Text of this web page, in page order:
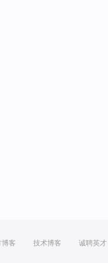
博客 技术博客 诚聘英才